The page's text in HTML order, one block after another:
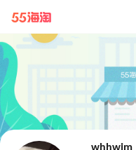
带你去官网买正品
whhwjm